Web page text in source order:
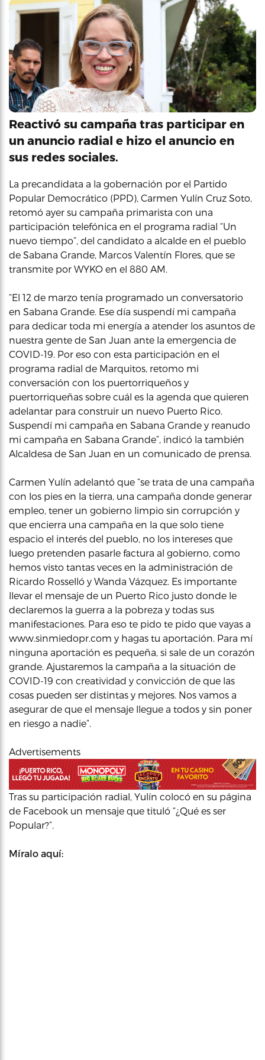
Reactivó su campaña tras participar en
un anuncio radial e hizo el anuncio en
sus redes sociales.
La precandidata a la gobernación por el Partido
Popular Democrático (PPD), Carmen Yulín Cruz Soto,
retomó ayer su campaña primarista con una
participación telefónica en el programa radial “Un
nuevo tiempo”, del candidato a alcalde en el pueblo
de Sabana Grande, Marcos Valentín Flores, que se
transmite por WYKO en el 880 AM.
“El 12 de marzo tenía programado un conversatorio
en Sabana Grande. Ese día suspendí mi campaña
para dedicar toda mi energía a atender los asuntos de
nuestra gente de San Juan ante la emergencia de
COVID-19. Por eso con esta participación en el
programa radial de Marquitos, retomo mi
conversación con los puertorriqueños y
puertorriqueñas sobre cuál es la agenda que quieren
adelantar para construir un nuevo Puerto Rico.
Suspendí mi campaña en Sabana Grande y reanudo
mi campaña en Sabana Grande”, indicó la también
Alcaldesa de San Juan en un comunicado de prensa.
Carmen Yulín adelantó que “se trata de una campaña
con los pies en la tierra, una campaña donde generar
empleo, tener un gobierno limpio sin corrupción y
que encierra una campaña en la que solo tiene
espacio el interés del pueblo, no los intereses que
luego pretenden pasarle factura al gobierno, como
hemos visto tantas veces en la administración de
Ricardo Rosselló y Wanda Vázquez. Es importante
llevar el mensaje de un Puerto Rico justo donde le
declaremos la guerra a la pobreza y todas sus
manifestaciones. Para eso te pido te pido que vayas a
www.sinmiedopr.com y hagas tu aportación. Para mí
ninguna aportación es pequeña, si sale de un corazón
grande. Ajustaremos la campaña a la situación de
COVID-19 con creatividad y convicción de que las
cosas pueden ser distintas y mejores. Nos vamos a
asegurar de que el mensaje llegue a todos y sin poner
en riesgo a nadie”.
Advertisements
Tras su participación radial, Yulín colocó en su página
de Facebook un mensaje que tituló “¿Qué es ser
Popular?”.
Míralo aquí: